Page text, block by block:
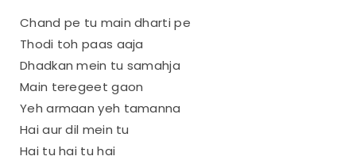
Chand pe tu main dharti pe
Thodi toh paas aaja
Dhadkan mein tu samahja
Main teregeet gaon
Yeh armaan yeh tamanna
Hai aur dil mein tu
Hai tu hai tu hai